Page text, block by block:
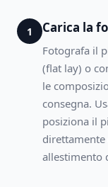
1 Carica la
Fotografa il
(flat lay) o
le
consegna.
posiziona il
direttamente
allestimento